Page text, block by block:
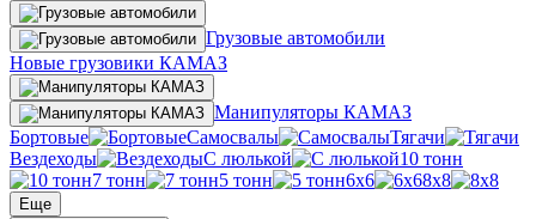
Грузовые автомобили
Новые грузовики КАМАЗ
Манипуляторы КАМАЗ
Бортовые
Самосвалы
Тягачи
Вездеходы
С люлькой
10 тонн
7 тонн
5 тонн 6х6 8х8
Еще